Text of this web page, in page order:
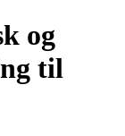
og
til